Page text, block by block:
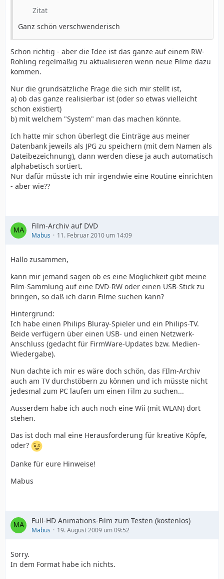
Zitat
Ganz schön verschwenderisch
Schon richtig - aber die Idee ist das ganze auf einem RW-
Rohling regelmäßig zu aktualisieren wenn neue Filme dazu
kommen.
Nur die grundsätzliche Frage die sich mir stellt ist,
a) ob das ganze realisierbar ist (oder so etwas vielleicht
schon existiert)
b) mit welchem "System" man das machen könnte.
Ich hatte mir schon überlegt die Einträge aus meiner
Datenbank jeweils als JPG zu speichern (mit dem Namen als
Dateibezeichnung), dann werden diese ja auch automatisch
alphabetisch sortiert.
Nur dafür müsste ich mir irgendwie eine Routine einrichten
- aber wie??
Film-Archiv auf DVD
Mabus 11. Februar 2010 um 14:09
Hallo zusammen,
kann mir jemand sagen ob es eine Möglichkeit gibt meine
Film-Sammlung auf eine DVD-RW oder einen USB-Stick zu
bringen, so daß ich darin Filme suchen kann?
Hintergrund:
Ich habe einen Philips Bluray-Spieler und ein Philips-TV.
Beide verfügern über einen USB- und einen Netzwerk-
Anschluss (gedacht für FirmWare-Updates bzw. Medien-
Wiedergabe).
Nun dachte ich mir es wäre doch schön, das FIlm-Archiv
auch am TV durchstöbern zu können und ich müsste nicht
jedesmal zum PC laufen um einen Film zu suchen...
Ausserdem habe ich auch noch eine Wii (mit WLAN) dort
stehen.
Das ist doch mal eine Herausforderung für kreative Köpfe,
oder?
Danke für eure Hinweise!
Mabus
Full-HD Animations-Film zum Testen (kostenlos)
Mabus 19. August 2009 um 09:52
Sorry.
In dem Format habe ich nichts.